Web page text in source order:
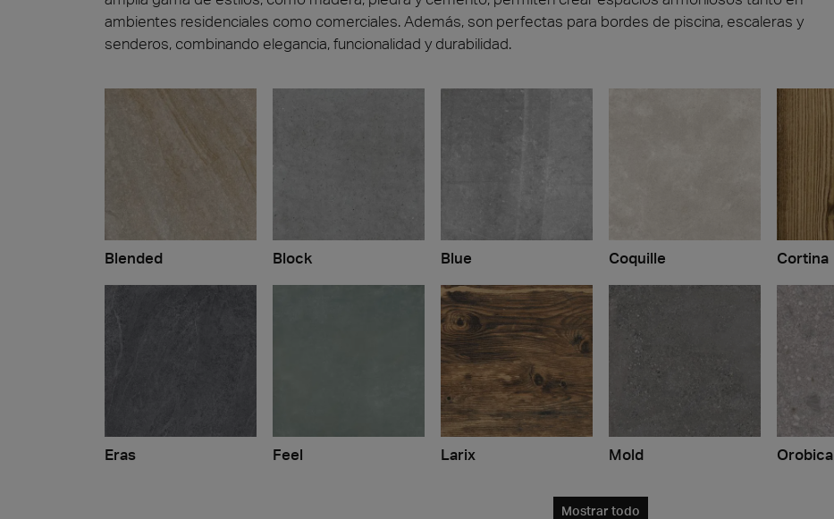
ambientes residenciales como comerciales. Además, son perfectas para bordes de piscina, escaleras y
senderos, combinando elegancia, funcionalidad y durabilidad.
Blended Block Blue Coquille Cortina
Eras Feel Larix Mold Orobica
Mostrar todo